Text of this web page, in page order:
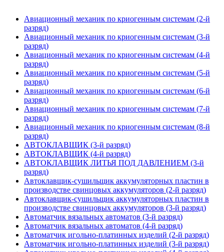
Авиационный механик по криогенным системам (2-й
разряд)
Авиационный механик по криогенным системам (3-й
разряд)
Авиационный механик по криогенным системам (4-й
разряд)
Авиационный механик по криогенным системам (5-й
разряд)
Авиационный механик по криогенным системам (6-й
разряд)
Авиационный механик по криогенным системам (7-й
разряд)
Авиационный механик по криогенным системам (8-й
разряд)
АВТОКЛАВЩИК (3-й разряд)
АВТОКЛАВЩИК (4-й разряд)
АВТОКЛАВЩИК ЛИТЬЯ ПОД ДАВЛЕНИЕМ (3-й
разряд)
Автоклавщик-сушильщик аккумуляторных пластин в
производстве свинцовых аккумуляторов (2-й разряд)
Автоклавщик-сушильщик аккумуляторных пластин в
производстве свинцовых аккумуляторов (3-й разряд)
Автоматчик вязальных автоматов (3-й разряд)
Автоматчик вязальных автоматов (4-й разряд)
Автоматчик игольно-платинных изделий (2-й разряд)
Автоматчик игольно-платинных изделий (3-й разряд)